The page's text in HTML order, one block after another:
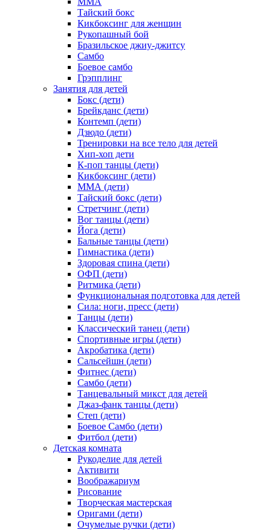
Тайский бокс
Кикбоксинг для женщин
Рукопашный бой
Бразильское джиу-джитсу
Самбо
Боевое самбо
Грэпплинг
Занятия для детей
Бокс (дети)
Брейкданс (дети)
Контемп (дети)
Дзюдо (дети)
Тренировки на все тело для детей
Хип-хоп дети
К-поп танцы (дети)
Кикбоксинг (дети)
ММА (дети)
Тайский бокс (дети)
Стретчинг (дети)
Вог танцы (дети)
Йога (дети)
Бальные танцы (дети)
Гимнастика (дети)
Здоровая спина (дети)
ОФП (дети)
Ритмика (дети)
Функциональная подготовка для детей
Сила: ноги, пресс (дети)
Танцы (дети)
Классический танец (дети)
Спортивные игры (дети)
Акробатика (дети)
Сальсейшн (дети)
Фитнес (дети)
Самбо (дети)
Танцевальный микст для детей
Джаз-фанк танцы (дети)
Степ (дети)
Боевое Самбо (дети)
Фитбол (дети)
Детская комната
Рукоделие для детей
Активити
Воображариум
Рисование
Творческая мастерская
Оригами (дети)
Очумелые ручки (дети)